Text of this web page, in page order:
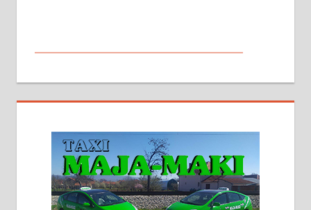
стамбене целине једна уз другу.
2х150м2, две гараже, централно
грејање на гас и дрва. Две
адресе. 063/71-74-023